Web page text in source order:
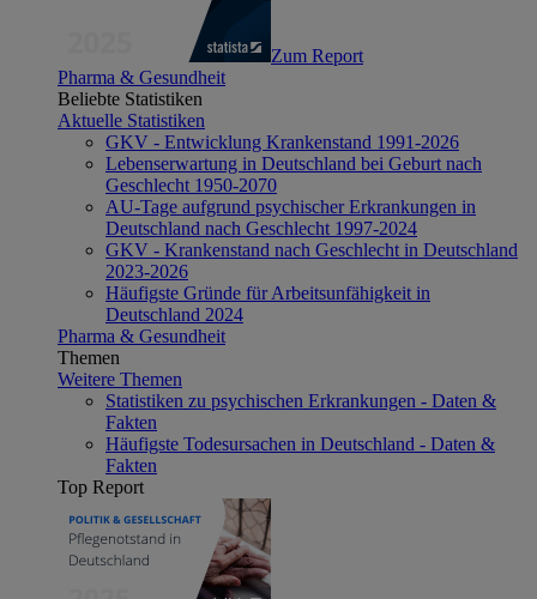
Zum Report
Pharma & Gesundheit
Beliebte Statistiken
Aktuelle Statistiken
GKV - Entwicklung Krankenstand 1991-2026
Lebenserwartung in Deutschland bei Geburt nach
Geschlecht 1950-2070
AU-Tage aufgrund psychischer Erkrankungen in
Deutschland nach Geschlecht 1997-2024
GKV - Krankenstand nach Geschlecht in Deutschland
2023-2026
Häufigste Gründe für Arbeitsunfähigkeit in
Deutschland 2024
Pharma & Gesundheit
Themen
Weitere Themen
Statistiken zu psychischen Erkrankungen - Daten &
Fakten
Häufigste Todesursachen in Deutschland - Daten &
Fakten
Top Report